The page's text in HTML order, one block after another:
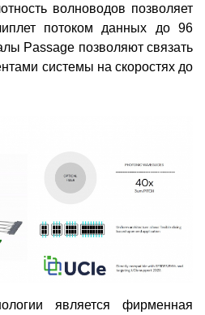
волноводов позволяет
потоком данных до 96
Passage позволяют связать
системы на скоростях до
является фирменная